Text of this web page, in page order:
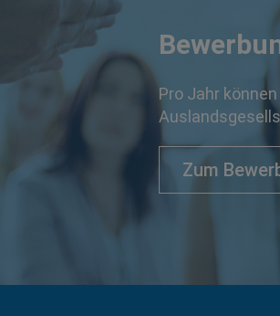
Pro Jahr
Zum